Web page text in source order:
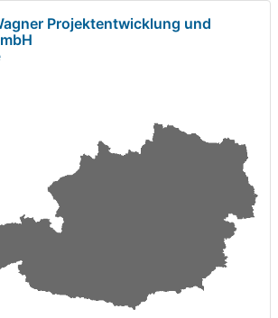
Projektentwicklung und